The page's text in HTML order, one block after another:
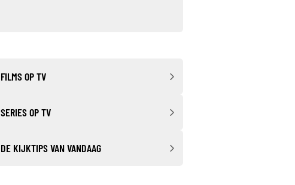
FILMS OP TV
SERIES OP TV
DE KIJKTIPS VAN VANDAAG